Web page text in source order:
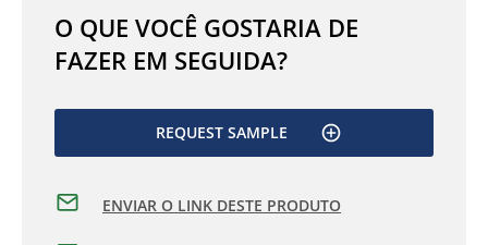
O QUE VOCÊ GOSTARIA DE
FAZER EM SEGUIDA?
REQUEST SAMPLE
ENVIAR O LINK DESTE PRODUTO